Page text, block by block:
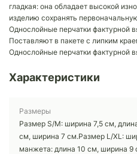
гладкая: она обладает высокой
изделию сохранять
Однослойные перчатки фактурной
Поставляют в пакете с липким
Однослойные перчатки фактурной
Характеристики
Размеры
Размер S/M: ширина 7,5 см,
см, ширина 7 см.Pазмер L/XL:
манжета: длина 10 см, ширина 9